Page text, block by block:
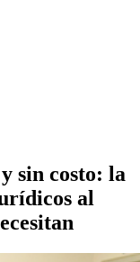
sin costo: la
al